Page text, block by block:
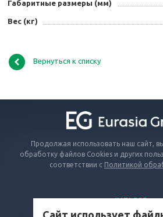
Габаритные размеры (мм)
Вес (кг)
Вернуться к списку
Продолжая использовать наш сайт,
обработку файлов Cookies и других
соответствии с Политикой
КАТАЛОГ
ВОПРОСЫ И
Сайт использует